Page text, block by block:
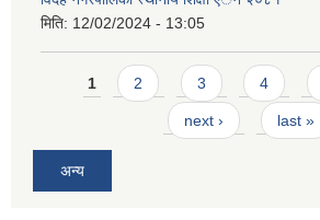
मिति: 12/02/2024 - 13:05
Pages
1 2 3 4
next › last »
अन्य